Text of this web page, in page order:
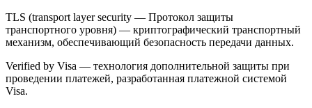
TLS (transport layer security — Протокол защиты
транспортного уровня) — криптографический транспортный
механизм, обеспечивающий безопасность передачи данных.
Verified by Visa — технология дополнительной защиты при
проведении платежей, разработанная платежной системой
Visa.